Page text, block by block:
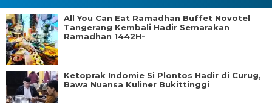
All You Can Eat Ramadhan Buffet Novotel
Tangerang Kembali Hadir Semarakan
Ramadhan 1442H-
Ketoprak Indomie Si Plontos Hadir di Curug,
Bawa Nuansa Kuliner Bukittinggi